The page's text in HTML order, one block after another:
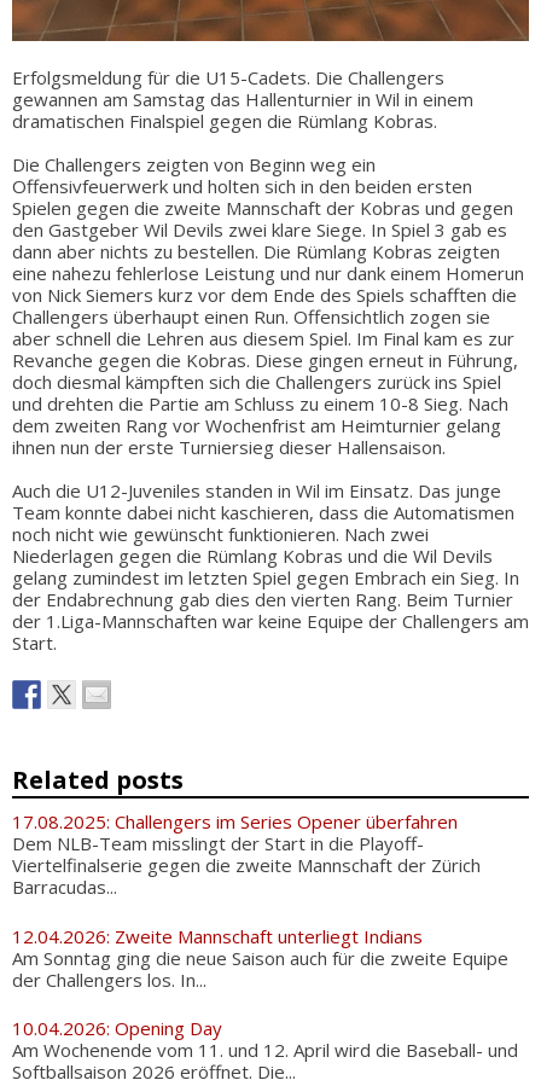
Erfolgsmeldung für die U15-Cadets. Die Challengers
gewannen am Samstag das Hallenturnier in Wil in einem
dramatischen Finalspiel gegen die Rümlang Kobras.
Die Challengers zeigten von Beginn weg ein
Offensivfeuerwerk und holten sich in den beiden ersten
Spielen gegen die zweite Mannschaft der Kobras und gegen
den Gastgeber Wil Devils zwei klare Siege. In Spiel 3 gab es
dann aber nichts zu bestellen. Die Rümlang Kobras zeigten
eine nahezu fehlerlose Leistung und nur dank einem Homerun
von Nick Siemers kurz vor dem Ende des Spiels schafften die
Challengers überhaupt einen Run. Offensichtlich zogen sie
aber schnell die Lehren aus diesem Spiel. Im Final kam es zur
Revanche gegen die Kobras. Diese gingen erneut in Führung,
doch diesmal kämpften sich die Challengers zurück ins Spiel
und drehten die Partie am Schluss zu einem 10-8 Sieg. Nach
dem zweiten Rang vor Wochenfrist am Heimturnier gelang
ihnen nun der erste Turniersieg dieser Hallensaison.
Auch die U12-Juveniles standen in Wil im Einsatz. Das junge
Team konnte dabei nicht kaschieren, dass die Automatismen
noch nicht wie gewünscht funktionieren. Nach zwei
Niederlagen gegen die Rümlang Kobras und die Wil Devils
gelang zumindest im letzten Spiel gegen Embrach ein Sieg. In
der Endabrechnung gab dies den vierten Rang. Beim Turnier
der 1.Liga-Mannschaften war keine Equipe der Challengers am
Start.
Related posts
17.08.2025: Challengers im Series Opener überfahren
Dem NLB-Team misslingt der Start in die Playoff-
Viertelfinalserie gegen die zweite Mannschaft der Zürich
Barracudas...
12.04.2026: Zweite Mannschaft unterliegt Indians
Am Sonntag ging die neue Saison auch für die zweite Equipe
der Challengers los. In...
10.04.2026: Opening Day
Am Wochenende vom 11. und 12. April wird die Baseball- und
Softballsaison 2026 eröffnet. Die...